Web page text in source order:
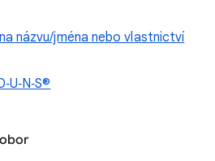
názvu/jména nebo vlastnictví